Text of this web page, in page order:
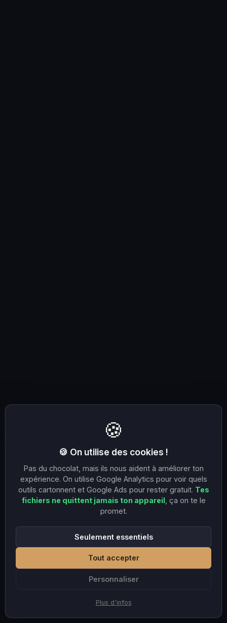
🍪
🍪 On utilise des cookies !
Pas du chocolat, mais ils nous aident à améliorer ton
expérience. On utilise Google Analytics pour voir quels
outils cartonnent et Google Ads pour rester gratuit. Tes
fichiers ne quittent jamais ton appareil, ça on te le
promet.
Personnaliser
Seulement essentiels
Tout accepter
Plus d'infos